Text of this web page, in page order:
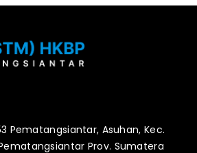
Pematangsiantar, Asuhan, Kec.
Prov. Sumatera